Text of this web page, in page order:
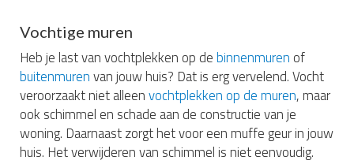
Vochtige muren
Heb je last van vochtplekken op debinnenmuren of
buitenmurenvan jouw huis? Dat is erg vervelend. Vocht
veroorzaakt niet alleenvochtplekken op de muren, maar
ook schimmel en schade aan de constructie van je
woning. Daarnaast zorgt het voor een muffe geur in jouw
huis. Het verwijderen van schimmel is niet eenvoudig.